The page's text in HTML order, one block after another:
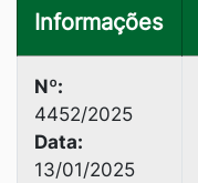
Informações
Nº:
4452/2025
Data:
13/01/2025